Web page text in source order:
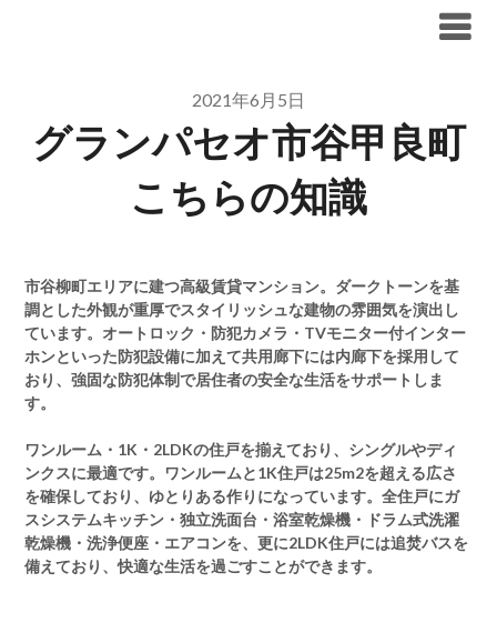
2021年6月5日
グランパセオ市谷甲良町
こちらの知識
市谷柳町エリアに建つ高級賃貸マンション。ダークトーンを基
調とした外観が重厚でスタイリッシュな建物の雰囲気を演出し
ています。オートロック・防犯カメラ・TVモニター付インター
ホンといった防犯設備に加えて共用廊下には内廊下を採用して
おり、強固な防犯体制で居住者の安全な生活をサポートしま
す。
ワンルーム・1K・2LDKの住戸を揃えており、シングルやディ
ンクスに最適です。ワンルームと1K住戸は25m2を超える広さ
を確保しており、ゆとりある作りになっています。全住戸にガ
スシステムキッチン・独立洗面台・浴室乾燥機・ドラム式洗濯
乾燥機・洗浄便座・エアコンを、更に2LDK住戸には追焚バスを
備えており、快適な生活を過ごすことができます。